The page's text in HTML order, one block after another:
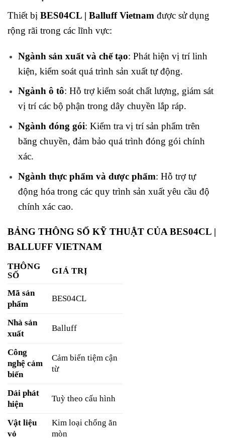
Thiết bị BES04CL | Balluff Vietnam được sử dụng
rộng rãi trong các lĩnh vực:
Ngành sản xuất và chế tạo: Phát hiện vị trí linh
kiện, kiểm soát quá trình sản xuất tự động.
Ngành ô tô: Hỗ trợ kiểm soát chất lượng, giám sát
vị trí các bộ phận trong dây chuyền lắp ráp.
Ngành đóng gói: Kiểm tra vị trí sản phẩm trên
băng chuyền, đảm bảo quá trình đóng gói chính
xác.
Ngành thực phẩm và dược phẩm: Hỗ trợ tự
động hóa trong các quy trình sản xuất yêu cầu độ
chính xác cao.
BẢNG THÔNG SỐ KỸ THUẬT CỦA BES04CL |
BALLUFF VIETNAM
THÔNG
SỐ
GIÁ TRỊ
Mã sản
phẩm
BES04CL
Nhà sản
xuất
Balluff
Công
nghệ cảm
biến
Cảm biến tiệm cận
từ
Dải phát
hiện
Tuỳ theo cấu hình
Vật liệu
vỏ
Kim loại chống ăn
mòn